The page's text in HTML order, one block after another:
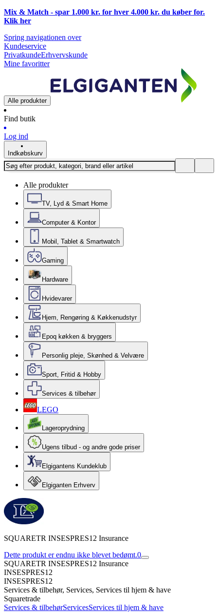
Mix & Match - spar 1.000 kr. for hver 4.000 kr. du køber for.
Klik her
Spring navigationen over
Kundeservice
PrivatkundeErhvervskunde
Mine favoritter
Alle produkter
Find butik
Log ind
Indkøbskurv
Alle produkter
TV, Lyd & Smart Home
Computer & Kontor
Mobil, Tablet & Smartwatch
Gaming
Hardware
Hvidevarer
Hjem, Rengøring & Køkkenudstyr
Epoq køkken & bryggers
Personlig pleje, Skønhed & Velvære
Sport, Fritid & Hobby
Services & tilbehør
LEGO
Lageroprydning
Ugens tilbud - og andre gode priser
Elgigantens Kundeklub
Elgiganten Erhverv
SQUARETR INSESPRES12 Insurance
Dette produkt er endnu ikke blevet bedømt.0
SQUARETR INSESPRES12 Insurance
INSESPRES12
INSESPRES12
Services & tilbehør, Services, Services til hjem & have
Squaretrade
Services & tilbehørServicesServices til hjem & have